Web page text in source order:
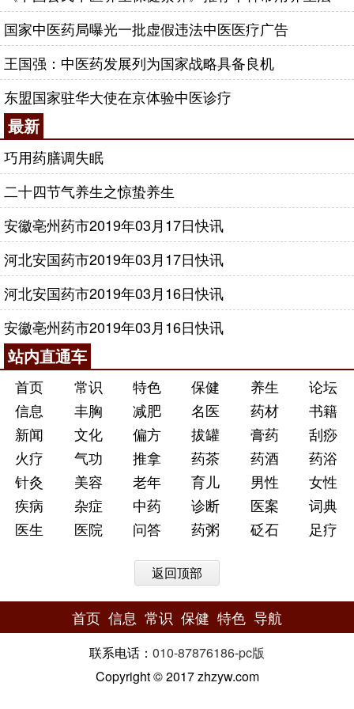
国家中医药局曝光一批虚假违法中医医疗广告
王国强：中医药发展列为国家战略具备良机
东盟国家驻华大使在京体验中医诊疗
最新
巧用药膳调失眠
二十四节气养生之惊蛰养生
安徽亳州药市2019年03月17日快讯
河北安国药市2019年03月17日快讯
河北安国药市2019年03月16日快讯
安徽亳州药市2019年03月16日快讯
站内直通车
首页 常识 特色 保健 养生
论坛
信息
丰胸 减肥 名医 药材
书籍
新闻
文化 偏方 拔罐 膏药
刮痧
火疗
气功 推拿 药茶 药酒
药浴
针灸
美容 老年 育儿 男性
女性
疾病
杂症 中药 诊断 医案
词典
医生
医院 问答 药粥 砭石 足疗
返回顶部
首页 信息 常识 保健 特色 导航
联系电话： 010-87876186-pc版
Copyright © 2017 zhzyw.com